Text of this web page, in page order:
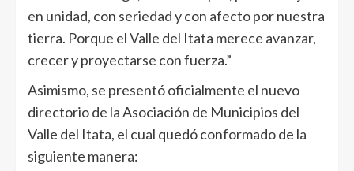
en unidad, con seriedad y con afecto por nuestra
tierra. Porque el Valle del Itata merece avanzar,
crecer y proyectarse con fuerza.”
Asimismo, se presentó oficialmente el nuevo
directorio de la Asociación de Municipios del
Valle del Itata, el cual quedó conformado de la
siguiente manera: